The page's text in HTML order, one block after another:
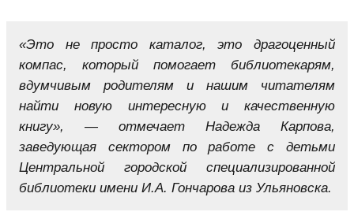
«Это не просто каталог, это драгоценный
компас, который помогает библиотекарям,
вдумчивым родителям и нашим читателям
найти новую интересную и качественную
книгу», — отмечает Надежда Карпова,
заведующая сектором по работе с детьми
Центральной городской специализированной
библиотеки имени И.А. Гончарова из Ульяновска.